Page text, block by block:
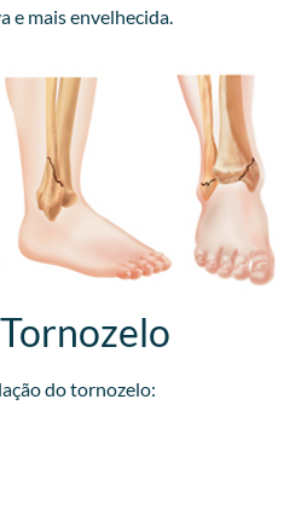
e mais envelhecida.
do tornozelo: